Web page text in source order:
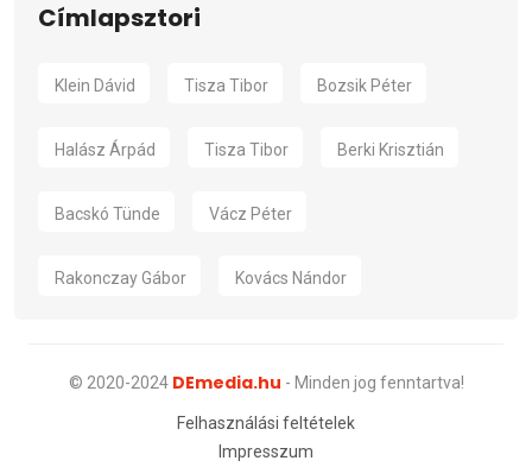
Címlapsztori
Klein Dávid Tisza Tibor Bozsik Péter
Halász Árpád Tisza Tibor Berki Krisztián
Bacskó Tünde Vácz Péter
Rakonczay Gábor Kovács Nándor
© 2020-2024 DEmedia.hu - Minden jog fenntartva!
Felhasználási feltételek
Impresszum